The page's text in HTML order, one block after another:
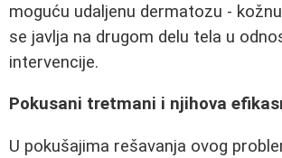
moguću udaljenu dermatozu -
se javlja na drugom delu tela u
intervencije.
Pokusani tretmani i njihova
U pokušajima rešavanja ovog